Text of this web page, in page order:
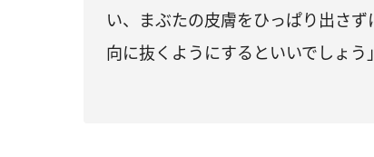
い、まぶたの皮膚をひっぱり出さ
向に抜くようにするといいでしょう